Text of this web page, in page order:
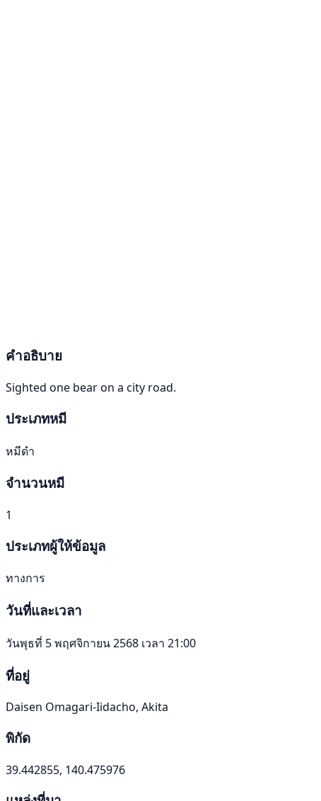
คำอธิบาย
Sighted one bear on a city road.
ประเภทหมี
หมีดำ
จำนวนหมี
1
ประเภทผู้ให้ข้อมูล
ทางการ
วันที่และเวลา
วันพุธที่ 5 พฤศจิกายน 2568 เวลา 21:00
ที่อยู่
Daisen Omagari-Iidacho, Akita
พิกัด
39.442855, 140.475976